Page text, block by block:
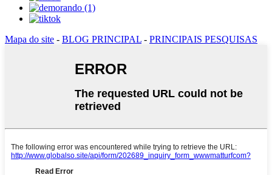
Mapa do site - BLOG PRINCIPAL - PRINCIPAIS PESQUISAS